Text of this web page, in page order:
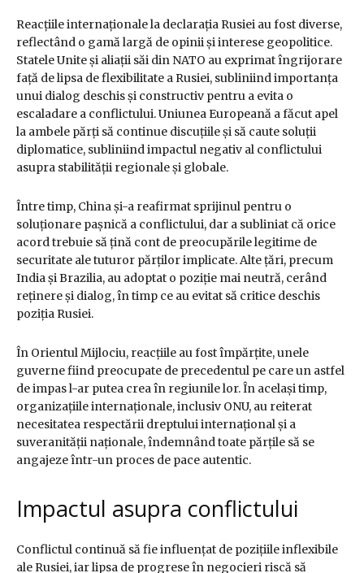
Reacțiile internaționale la declarația Rusiei au fost diverse,
reflectând o gamă largă de opinii și interese geopolitice.
Statele Unite și aliații săi din NATO au exprimat îngrijorare
față de lipsa de flexibilitate a Rusiei, subliniind importanța
unui dialog deschis și constructiv pentru a evita o
escaladare a conflictului. Uniunea Europeană a făcut apel
la ambele părți să continue discuțiile și să caute soluții
diplomatice, subliniind impactul negativ al conflictului
asupra stabilității regionale și globale.
Între timp, China și-a reafirmat sprijinul pentru o
soluționare pașnică a conflictului, dar a subliniat că orice
acord trebuie să țină cont de preocupările legitime de
securitate ale tuturor părților implicate. Alte țări, precum
India și Brazilia, au adoptat o poziție mai neutră, cerând
reținere și dialog, în timp ce au evitat să critice deschis
poziția Rusiei.
În Orientul Mijlociu, reacțiile au fost împărțite, unele
guverne fiind preocupate de precedentul pe care un astfel
de impas l-ar putea crea în regiunile lor. În același timp,
organizațiile internaționale, inclusiv ONU, au reiterat
necesitatea respectării dreptului internațional și a
suveranității naționale, îndemnând toate părțile să se
angajeze într-un proces de pace autentic.
Impactul asupra conflictului
Conflictul continuă să fie influențat de pozițiile inflexibile
ale Rusiei, iar lipsa de progrese în negocieri riscă să